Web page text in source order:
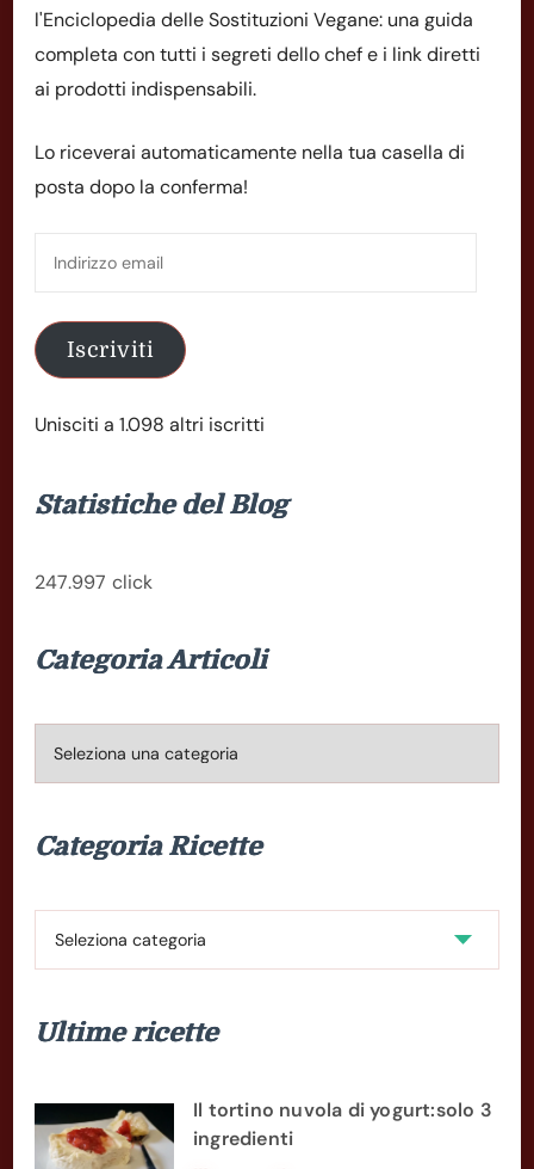
l'Enciclopedia delle Sostituzioni Vegane: una guida
completa con tutti i segreti dello chef e i link diretti
ai prodotti indispensabili.
Lo riceverai automaticamente nella tua casella di
posta dopo la conferma!
Indirizzo
Iscriviti
Unisciti a 1.098 altri iscritti
Statistiche del Blog
247.997 click
Categoria Articoli
Categoria
Categoria Ricette
Categoria
Ultime ricette
Il tortino nuvola di yogurt:solo 3
ingredienti